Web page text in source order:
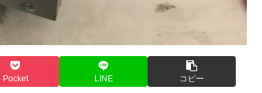
Pocket LINE コピー